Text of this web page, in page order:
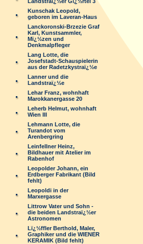
Kunschak Leopold,
geboren im Laveran-Haus
Lanckoronski-Brzezie Graf
Karl, Kunstsammler,
Mï¿½zen und
Denkmalpfleger
Lang Lotte, die
Josefstadt-Schauspielerin
aus der Radetzkystraï¿½e
Lanner und die
Landstraï¿½e
Lehar Franz, wohnhaft
Marokkanergasse 20
Leherb Helmut, wohnhaft
Wien III
Lehmann Lotte, die
Turandot vom
Arenbergring
Leinfellner Heinz,
Bildhauer mit Atelier im
Rabenhof
Leopolder Johann, ein
Erdberger Fabrikant (Bild
fehlt)
Leopoldi in der
Marxergasse
Littrow Vater und Sohn -
die beiden Landstraï¿½er
Astronomen
Lï¿½ffler Berthold, Maler,
Graphiker und die WIENER
KERAMIK (Bild fehlt)